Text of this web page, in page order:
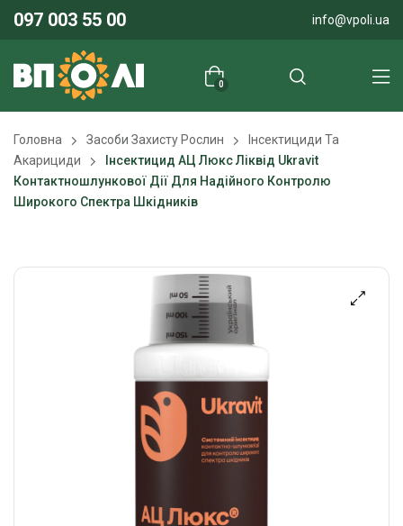
097 003 55 00 info@vpoli.ua
0
Головна Засоби Захисту Рослин
Інсектициди Та
Акарициди
Інсектицид АЦ Люкс Ліквід Ukravit
Контактношлункової Дії Для Надійного Контролю
Широкого Спектра Шкідників